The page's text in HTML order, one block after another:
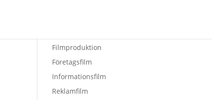
Filmproduktion
Företagsfilm
Informationsfilm
Reklamfilm